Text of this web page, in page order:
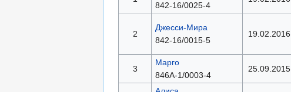
842-16/0025-4
2
Джесси-Мира
842-16/0015-5
19.02.2016
3
Марго
846А-1/0003-4
25.09.2015